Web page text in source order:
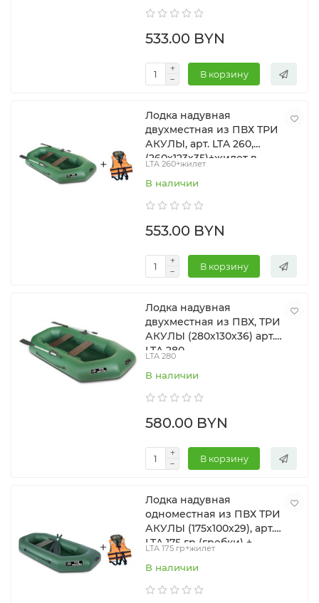
533.00 BYN
В корзину
Лодка надувная
двухместная из ПВХ ТРИ
АКУЛЫ, арт. LTA 260,
(260х123х35)+жилет в
LTA 260+жилет
В наличии
553.00 BYN
В корзину
Лодка надувная
двухместная из ПВХ, ТРИ
АКУЛЫ (280х130х36) арт.
LTA 280
LTA 280
В наличии
580.00 BYN
В корзину
Лодка надувная
одноместная из ПВХ ТРИ
АКУЛЫ (175х100х29), арт.
LTA 175 гр (гребки) +
жилет в подарок
LTA 175 гр+жилет
В наличии